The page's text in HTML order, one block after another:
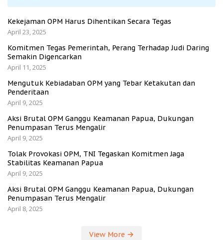
Kekejaman OPM Harus Dihentikan Secara Tegas
April 23, 2025
Komitmen Tegas Pemerintah, Perang Terhadap Judi Daring
Semakin Digencarkan
April 11, 2025
Mengutuk Kebiadaban OPM yang Tebar Ketakutan dan
Penderitaan
April 9, 2025
Aksi Brutal OPM Ganggu Keamanan Papua, Dukungan
Penumpasan Terus Mengalir
April 9, 2025
Tolak Provokasi OPM, TNI Tegaskan Komitmen Jaga
Stabilitas Keamanan Papua
April 9, 2025
Aksi Brutal OPM Ganggu Keamanan Papua, Dukungan
Penumpasan Terus Mengalir
April 8, 2025
View More